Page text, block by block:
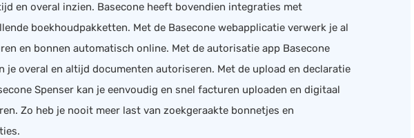
en overal inzien. Basecone heeft bovendien integraties met
boekhoudpakketten. Met de Basecone webapplicatie verwerk je al
en bonnen automatisch online. Met de autorisatie app Basecone
je overal en altijd documenten autoriseren. Met de upload en declaratie
Spenser kan je eenvoudig en snel facturen uploaden en digitaal
Zo heb je nooit meer last van zoekgeraakte bonnetjes en